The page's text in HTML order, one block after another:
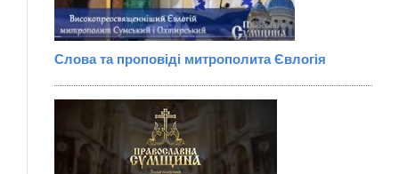
Слова та проповіді митрополита Євлогія